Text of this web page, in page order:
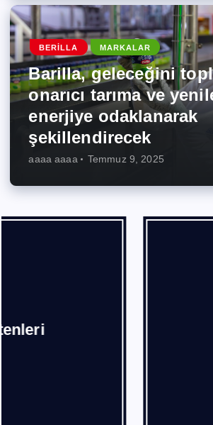
BERILLA MARKALAR
Barilla, geleceğini
onarıcı tarıma ve
enerjiye odaklanarak
şekillendirecek
aaaa aaaa Temmuz 9, 2025